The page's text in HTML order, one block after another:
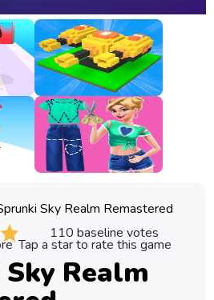
Sky Realm Remastered
110 baseline votes
Tap a star to rate this game
Realm